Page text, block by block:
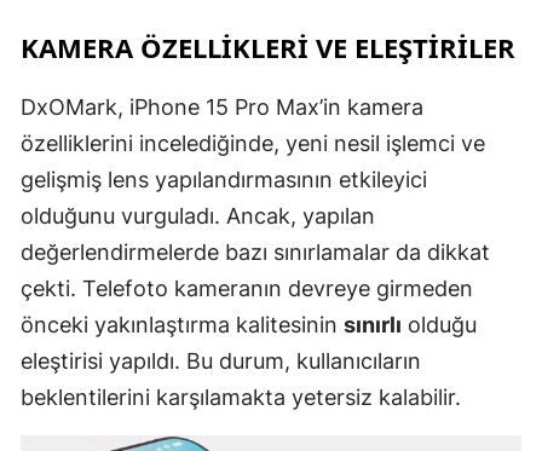
KAMERA ÖZELLIKLERI VE ELEŞTIRILER
DxOMark, iPhone 15 Pro Max’in kamera
özelliklerini incelediğinde, yeni nesil işlemci ve
gelişmiş lens yapılandırmasının etkileyici
olduğunu vurguladı. Ancak, yapılan
değerlendirmelerde bazı sınırlamalar da dikkat
çekti. Telefoto kameranın devreye girmeden
önceki yakınlaştırma kalitesinin sınırlı olduğu
eleştirisi yapıldı. Bu durum, kullanıcıların
beklentilerini karşılamakta yetersiz kalabilir.